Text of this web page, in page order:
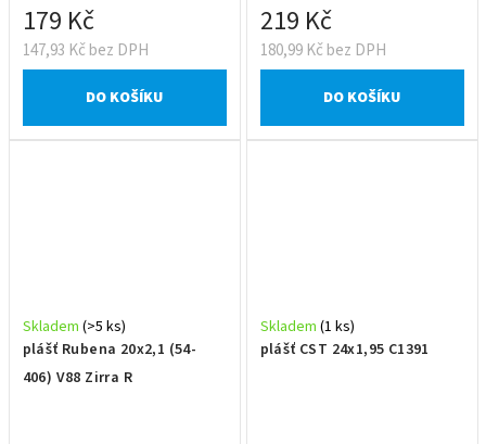
147,93 Kč bez DPH
179 Kč
DO KOŠÍKU
180,99 Kč bez DPH
219 Kč
DO KOŠÍKU
plášť Rubena 20x2,1 (54-
406) V88 Zirra R
Skladem (>5 ks)
plášť CST 24x1,95 C1391
Skladem (1 ks)